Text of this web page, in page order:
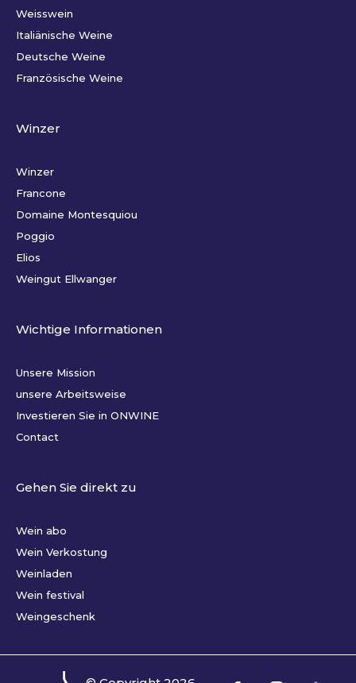
Weisswein
Italiänische Weine
Deutsche Weine
Französische Weine
Winzer
Winzer
Francone
Domaine Montesquiou
Poggio
Elios
Weingut Ellwanger
Wichtige Informationen
Unsere Mission
unsere Arbeitsweise
Investieren Sie in ONWINE
Contact
Gehen Sie direkt zu
Wein abo
Wein Verkostung
Weinladen
Wein festival
Weingeschenk